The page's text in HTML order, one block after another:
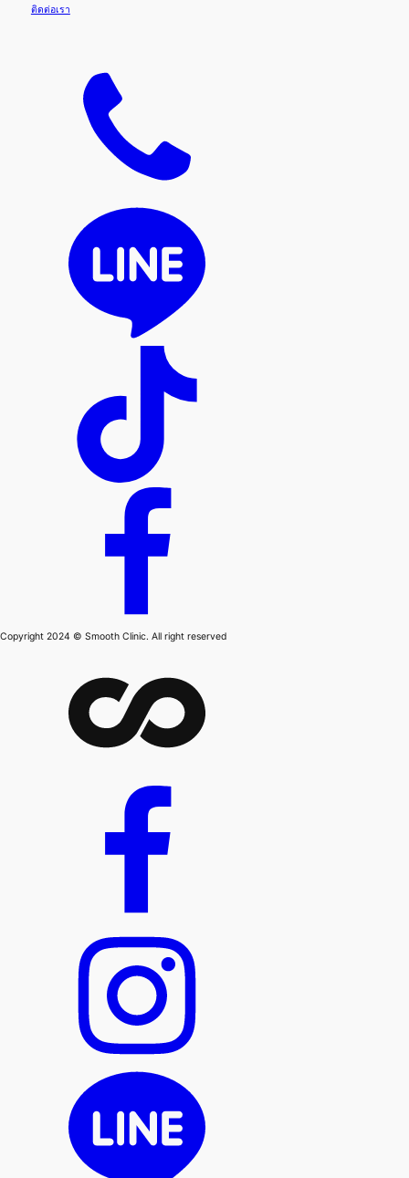
ติดต่อเรา
Copyright 2024 © Smooth Clinic. All right reserved